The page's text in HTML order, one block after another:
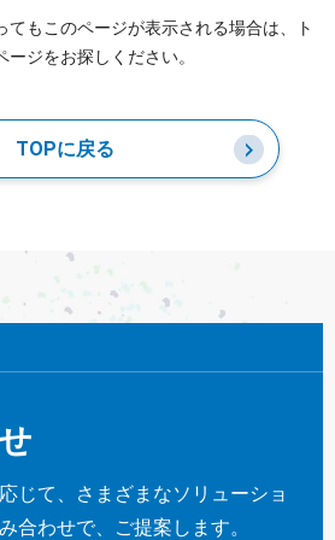
てもこのページが表示される場合は、ト
ジをお探しください。
TOPに戻る
じて、さまざまなソリューショ
合わせで、ご提案します。